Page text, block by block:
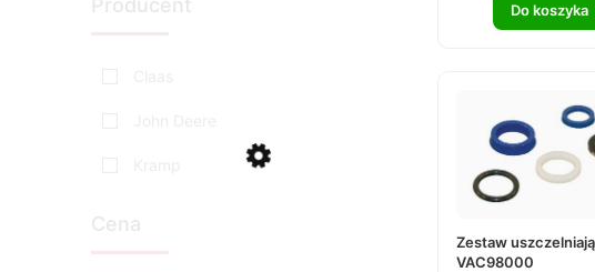
Do koszyka
Zestaw
VAC98000